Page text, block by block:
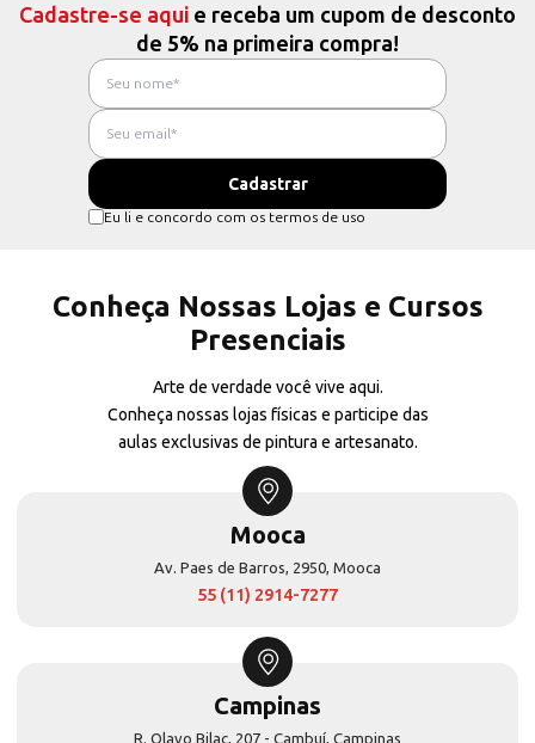
Cadastre-se aqui e receba um cupom de desconto
de 5% na primeira compra!
Eu li e concordo com os termos de uso
Conheça Nossas Lojas e Cursos
Presenciais
Arte de verdade você vive aqui.
Conheça nossas lojas físicas e participe das
aulas exclusivas de pintura e artesanato.
Mooca
Av. Paes de Barros, 2950, Mooca
55 (11) 2914-7277
Campinas
R. Olavo Bilac, 207 - Cambuí, Campinas